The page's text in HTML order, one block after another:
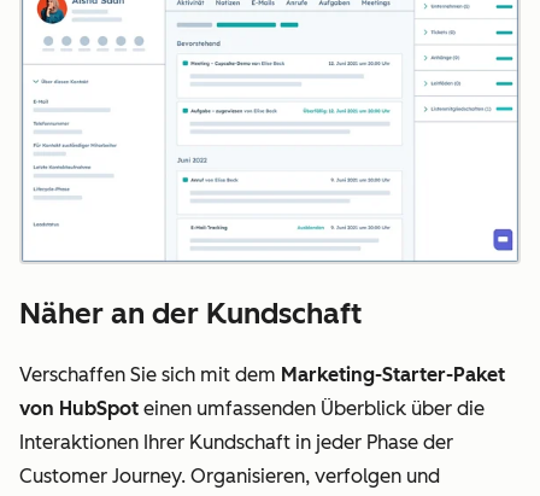
Näher an der Kundschaft
Verschaffen Sie sich mit dem Marketing-Starter-Paket
von HubSpot einen umfassenden Überblick über die
Interaktionen Ihrer Kundschaft in jeder Phase der
Customer Journey. Organisieren, verfolgen und